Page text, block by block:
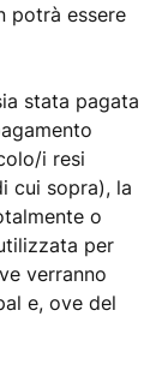
potrà essere
stata pagata
i resi
cui sopra), la
o
per
verranno
e, ove del